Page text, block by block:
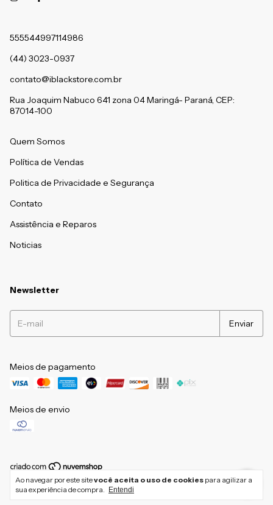
Ao navegar por este sitevocê aceita o uso de cookies para agilizar a
sua experiência de compra.
Entendi
555544997114986
(44) 3023-0937
contato@iblackstore.com.br
Rua Joaquim Nabuco 641 zona 04 Maringá- Paraná, CEP:
87014-100
Quem Somos
Política de Vendas
Politica de Privacidade e Segurança
Contato
Assistência e Reparos
Noticias
Newsletter
Meios de pagamento
Meios de envio
Copyright IBlack Store - 17441323000113 - 2026. Todos os direitos reservados.